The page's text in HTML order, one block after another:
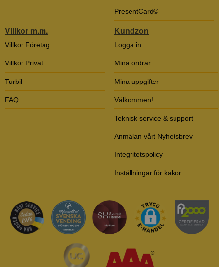
PresentCard©
Villkor m.m.
Villkor Företag
Villkor Privat
Turbil
FAQ
Kundzon
Logga in
Mina ordrar
Mina uppgifter
Välkommen!
Teknisk service & support
Anmälan vårt Nyhetsbrev
Integritetspolicy
Inställningar för kakor